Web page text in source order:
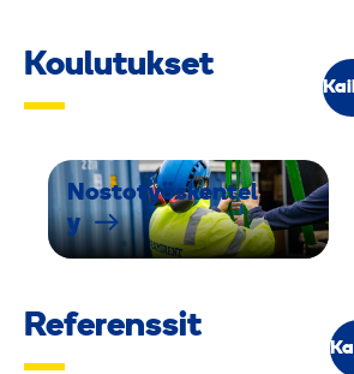
Koulutukset
Nostotyöskentel
y
Referenssit